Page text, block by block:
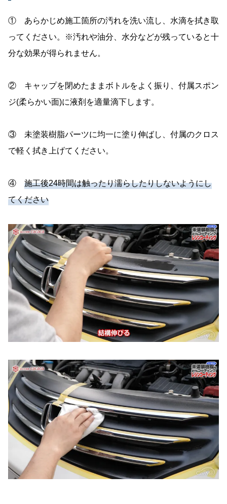
① あらかじめ施工箇所の汚れを洗い流し、水滴を拭き取
ってください。※汚れや油分、水分などが残っていると十
分な効果が得られません。
② キャップを閉めたままボトルをよく振り、付属スポン
ジ(柔らかい面)に液剤を適量滴下します。
③ 未塗装樹脂パーツに均一に塗り伸ばし、付属のクロス
で軽く拭き上げてください。
④ 施工後24時間は触ったり濡らしたりしないようにし
てください